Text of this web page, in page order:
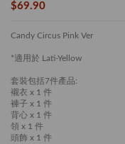
$69.90
Candy Circus Pink Ver
*適用於 Lati-Yellow
套裝包括7件產品:
襯衣 x 1 件
褲子 x 1 件
背心 x 1 件
領 x 1 件
頭飾 x 1 件